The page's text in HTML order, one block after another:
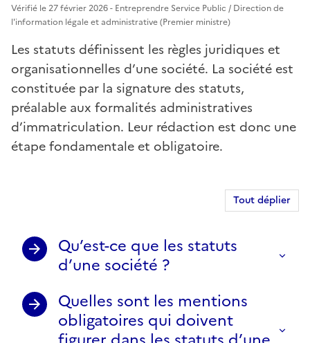
Vérifié le 27 février 2026 - Entreprendre Service Public / Direction de
l'information légale et administrative (Premier ministre)
Les statuts définissent les règles juridiques et
organisationnelles d’une société. La société est
constituée par la signature des statuts,
préalable aux formalités administratives
d’immatriculation. Leur rédaction est donc une
étape fondamentale et obligatoire.
Tout déplier
Qu’est-ce que les statuts
d’une société ?
Quelles sont les mentions
obligatoires qui doivent